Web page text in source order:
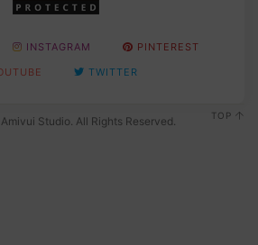
INSTAGRAM
PINTEREST
TWITTER
Studio. All Rights Reserved. TOP